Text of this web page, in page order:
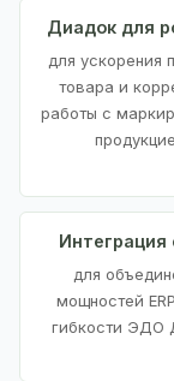
Диадок для
для ускорения
товара и
работы с
Интеграция
для
мощностей
гибкости ЭДО